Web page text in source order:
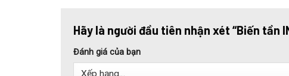
Hãy là người đầu tiên nhận xét “Biến tần
Đánh giá của bạn